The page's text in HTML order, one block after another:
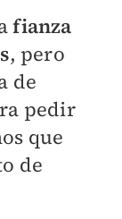
fianza
, pero
de
pedir
que
de